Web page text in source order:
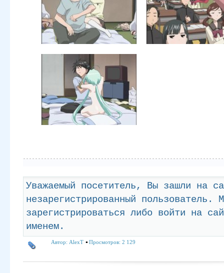
Уважаемый посетитель, Вы зашли на
незарегистрированный пользователь.
зарегистрироваться либо войти на
именем.
Автор: AlexT Просмотров: 2 129